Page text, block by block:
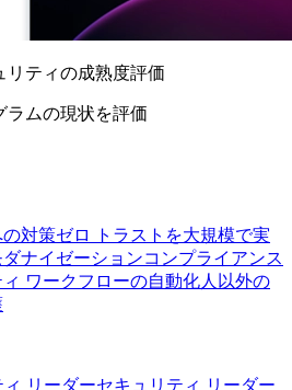
リティの成熟度評価
ラムの現状を評価
対策ゼロ トラストを大規模で実
ナイゼーションコンプライアンス
ワークフローの自動化人以外の
リーダーセキュリティ リーダー